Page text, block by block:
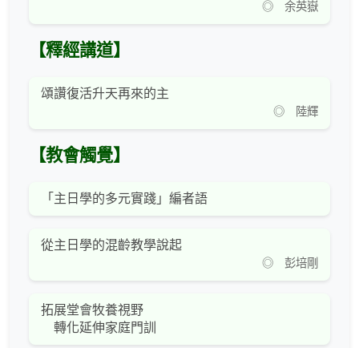
◎ 余英嶽
【釋經講道】
頌讚復活升天再來的主
◎ 陸輝
【教會觸覺】
「主日學的多元實踐」編者語
從主日學的混齡教學說起
◎ 彭培剛
拓展堂會牧養視野
轉化延伸家庭門訓